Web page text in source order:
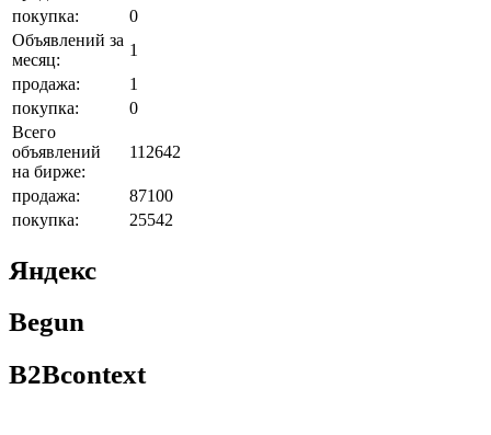
покупка:
0
Объявлений за
месяц:
1
продажа:
1
покупка:
0
Всего
объявлений
на бирже:
112642
продажа:
87100
покупка:
25542
Яндекс
Begun
B2Bcontext